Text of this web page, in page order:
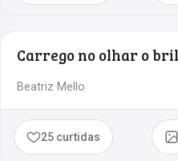
Carrego no olhar o
Beatriz Mello
25 curtidas